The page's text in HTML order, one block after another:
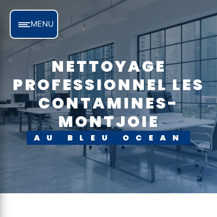
MENU
NETTOYAGE
PROFESSIONNEL LES
CONTAMINES-
MONTJOIE
AU BLEU OCEAN
Panneau de gestion des cookies